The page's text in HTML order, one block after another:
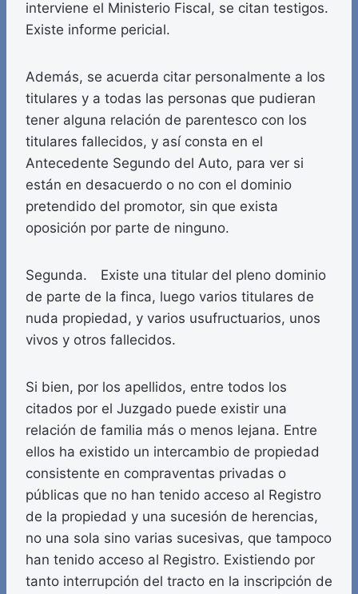
interviene el Ministerio Fiscal, se citan testigos.
Existe informe pericial.
Además, se acuerda citar personalmente a los
titulares y a todas las personas que pudieran
tener alguna relación de parentesco con los
titulares fallecidos, y así consta en el
Antecedente Segundo del Auto, para ver si
están en desacuerdo o no con el dominio
pretendido del promotor, sin que exista
oposición por parte de ninguno.
Segunda. Existe una titular del pleno dominio
de parte de la finca, luego varios titulares de
nuda propiedad, y varios usufructuarios, unos
vivos y otros fallecidos.
Si bien, por los apellidos, entre todos los
citados por el Juzgado puede existir una
relación de familia más o menos lejana. Entre
ellos ha existido un intercambio de propiedad
consistente en compraventas privadas o
públicas que no han tenido acceso al Registro
de la propiedad y una sucesión de herencias,
no una sola sino varias sucesivas, que tampoco
han tenido acceso al Registro. Existiendo por
tanto interrupción del tracto en la inscripción de